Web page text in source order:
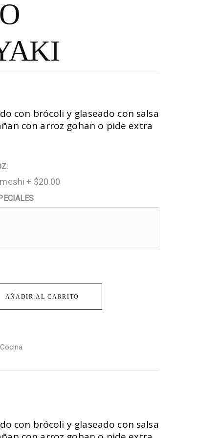
con brócoli y glaseado con salsa
con arroz gohan o pide extra
+ $20.00
AÑADIR AL CARRITO
con brócoli y glaseado con salsa